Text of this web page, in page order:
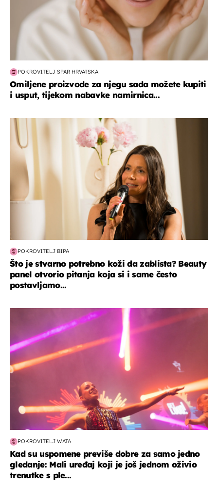
POKROVITELJ SPAR HRVATSKA
Omiljene proizvode za njegu sada možete kupiti
i usput, tijekom nabavke namirnica...
moda & ljepota
POKROVITELJ BIPA
Što je stvarno potrebno koži da zablista? Beauty
panel otvorio pitanja koja si i same često
postavljamo...
POKROVITELJ WATA
Kad su uspomene previše dobre za samo jedno
gledanje: Mali uređaj koji je još jednom oživio
trenutke s ple...